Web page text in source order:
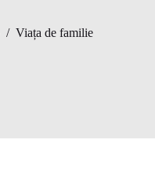
/ Viața de familie